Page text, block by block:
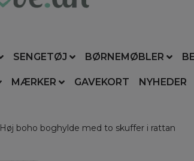
SENGETØJ BØRNEMØBLER
MÆRKER GAVEKORT NYHEDER
Høj boho boghylde med to skuffer i rattan